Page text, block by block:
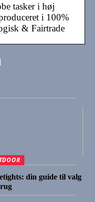
tasker i høj
i 100%
& Fairtrade
din guide til valg